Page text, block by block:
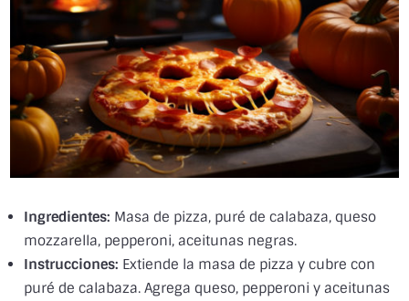
Ingredientes: Masa de pizza, puré de calabaza, queso
mozzarella, pepperoni, aceitunas negras.
Instrucciones: Extiende la masa de pizza y cubre con
puré de calabaza. Agrega queso, pepperoni y aceitunas